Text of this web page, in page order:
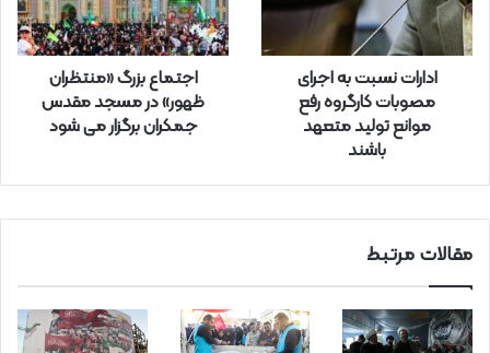
و
ا
ر
ادارات نسبت به اجرای
مصوبات کارگروه رفع
موانع تولید متعهد
باشند
اجتماع بزرگ «منتظران
ظهور» در مسجد مقدس
جمکران برگزار می شود
مقالات مرتبط